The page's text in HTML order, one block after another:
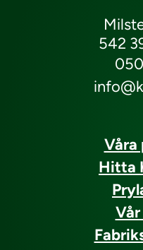
542
Våra
Hitta